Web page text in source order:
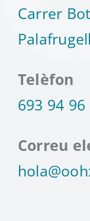
Carrer
Palafrugell
Telèfon
693 94 96
Correu